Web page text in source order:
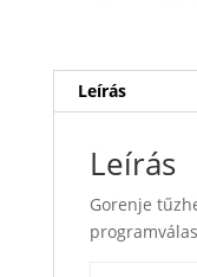
Leírás
Leírás
Gorenje